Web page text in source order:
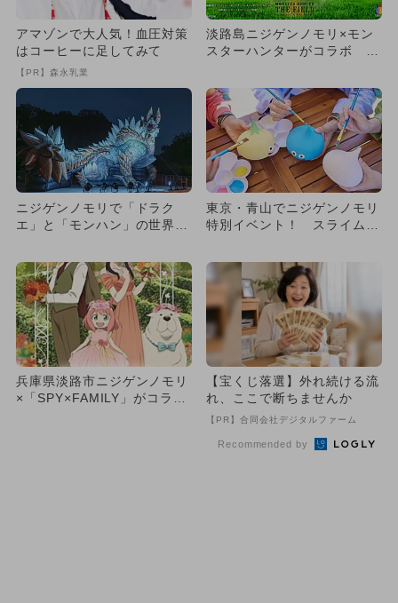
アマゾンで大人気！血圧対策
はコーヒーに足してみて
【PR】森永乳業
淡路島ニジゲンノモリ×モン
スターハンターがコラボ 期
ニジゲンノモリで「ドラク
エ」と「モンハン」の世界を
東京・青山でニジゲンノモリ
特別イベント！ スライムや
兵庫県淡路市ニジゲンノモリ
×「SPY×FAMILY」がコラ
【宝くじ落選】外れ続ける流
れ、ここで断ちませんか
【PR】合同会社デジタルファーム
Recommended by